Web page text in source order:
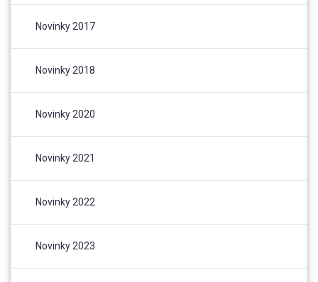
Novinky 2017
Novinky 2018
Novinky 2020
Novinky 2021
Novinky 2022
Novinky 2023